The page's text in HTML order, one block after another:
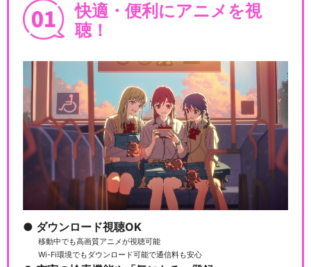
快適・便利にアニメを視
聴！
ダウンロード視聴OK
移動中でも高画質アニメが視聴可能
Wi-Fi環境でもダウンロード可能で通信料も安心